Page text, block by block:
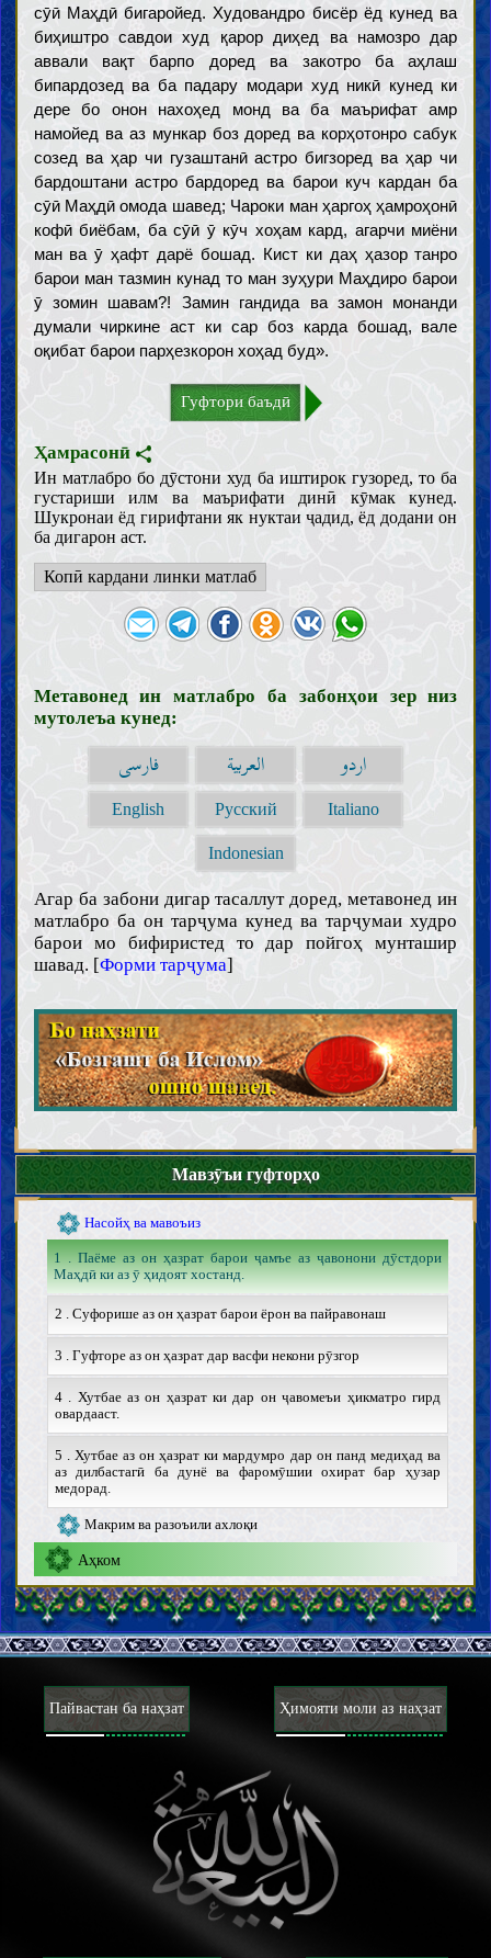
сӯӣ Маҳдӣ бигаройед. Худовандро бисёр ёд кунед ва
биҳиштро савдои худ қарор диҳед ва намозро дар
аввали вақт барпо доред ва закотро ба аҳлаш
бипардозед ва ба падару модари худ никӣ кунед ки
дере бо онон нахоҳед монд ва ба маърифат амр
намойед ва аз мункар боз доред ва корҳотонро сабук
созед ва ҳар чи гузаштанӣ астро бигзоред ва ҳар чи
бардоштани астро бардоред ва барои куч кардан ба
сӯӣ Маҳдӣ омода шавед; Чароки ман ҳаргоҳ ҳамроҳонӣ
кофӣ биёбам, ба сӯӣ ӯ кӯч хоҳам кард, агарчи миёни
ман ва ӯ ҳафт дарё бошад. Кист ки даҳ ҳазор танро
барои ман тазмин кунад то ман зуҳури Маҳдиро барои
ӯ зомин шавам?! Замин гандида ва замон монанди
думали чиркине аст ки сар боз карда бошад, вале
оқибат барои парҳезкорон хоҳад буд».
Гуфтори баъдӣ
Ҳамрасонӣ
Ин матлабро бо дӯстони худ ба иштирок гузоред, то ба
густариши илм ва маърифати динӣ кӯмак кунед.
Шукронаи ёд гирифтани як нуктаи ҷадид, ёд додани он
ба дигарон аст.
Копӣ кардани линки матлаб
Метавонед ин матлабро ба забонҳои зер низ
мутолеъа кунед:
فارسی العربية اردو
English Русский Italiano
Indonesian
Агар ба забони дигар тасаллут доред, метавонед ин
матлабро ба он тарҷума кунед ва тарҷумаи худро
барои мо бифиристед то дар пойгоҳ мунташир
шавад. [Форми тарҷума]
Мавзӯъи гуфторҳо
Муқаддамот
Ақл
Илм
Мавонеъи илм ва некуҳиши аҳли онҳо
Китоби Худованд
Фазоъили Қуръон
Тафсири бархи оёти Қуръон
Халифаи Худованд
Зарурат ва сифоти халифаи Худованд
Ривоёти расида аз хулафоъи Худованд
Ақойид
Шинохти хулафоъи Худованд
Паёмбарон
Паёмбари хотам
Вежагиҳои Паёмбари хотам
Ёрон ва ҳамсарони Паёмбари хотам
Итрат ва аҳли байти Паёмбари хотам
Вуҷуди Маҳдӣ ва вежагиҳои ӯ
Мансур ва наҳзати заминасозӣ барои зуҳури Маҳдӣ
Нишонаҳои зуҳури Маҳдӣ ва фитнаҳои охируззамон
Шинохти охират
Шиеохти имон ва куфр
Маъно ва маротиби имон ва куфр
Ахлоқ
Адъия ва зиёрот
Насойҳ ва мавоъиз
1 . Паёме аз он ҳазрат барои ҷамъе аз ҷавонони дӯстдори
Маҳдӣ ки аз ӯ ҳидоят хостанд.
2 . Суфорише аз он ҳазрат барои ёрон ва пайравонаш
3 . Гуфторе аз он ҳазрат дар васфи некони рӯзгор
4 . Хутбае аз он ҳазрат ки дар он ҷавомеъи ҳикматро гирд
овардааст.
5 . Хутбае аз он ҳазрат ки мардумро дар он панд медиҳад ва
аз дилбастагӣ ба дунё ва фаромӯшии охират бар ҳузар
медорад.
Макрим ва разоъили ахлоқи
Аҳком
Усул ва қавоъиди фиқҳ
Таҳорот ва наҷосот
Ҷанобат, ҳайз, нифос, истиҳоза ва ёэсигӣ
Пӯшиш ва оройиш
Вузу, ғусл ва таяммум
Закот, хумс, садақа ва вақф
Рӯза ва Эътикоф
Хӯрданиҳо ва ошомиданиҳо
Шикор ва зебҳи ҳайвонот
Назр, аҳд ва савганд
Ҳаҷ, Умра ва Зиёрат
Пайвастан ба наҳзат Ҳимояти моли аз наҳзат